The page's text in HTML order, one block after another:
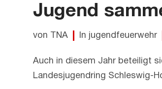
Jugend
von TNA In jugendfeuerwehr
Auch in diesem Jahr beteiligt
Landesjugendring Schleswig-